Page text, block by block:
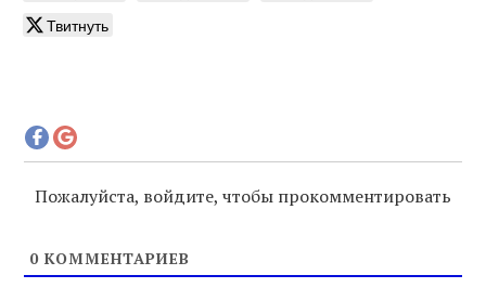
Твитнуть
Пожалуйста, войдите, чтобы прокомментировать
0 КОММЕНТАРИЕВ